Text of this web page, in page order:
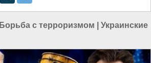
Борьба с терроризмом
Украинские